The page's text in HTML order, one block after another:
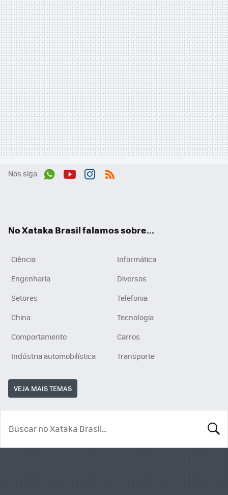
Nos siga
No Xataka Brasil falamos sobre...
Ciência
Informática
Engenharia
Diversos
Setores
Telefonia
China
Tecnologia
Comportamento
Carros
Indústria automobilística
Transporte
VEJA MAIS TEMAS